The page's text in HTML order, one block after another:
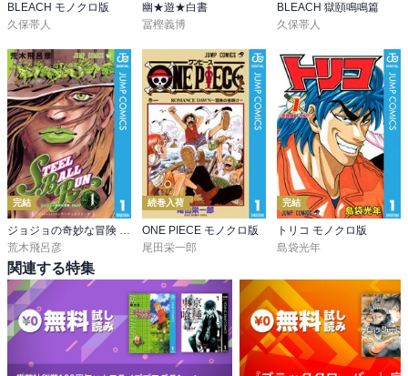
BLEACH モノクロ版
久保帯人
幽★遊★白書
冨樫義博
BLEACH 獄頤鳴鳴篇
久保帯人
完結
荒木飛呂彦
続巻入荷
ONE PIECE モノクロ版
尾田栄一郎
完結
トリコ モノクロ版
島袋光年
関連する特集